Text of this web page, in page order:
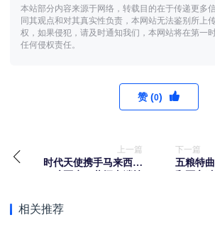
本站部分内容来源于网络，转载目的在于传递更多
同其观点和对其真实性负责，本网站无法鉴别所上
权，如果侵犯，请及时通知我们，本网站将在第一
任何侵权责任。
赞 (0)
上一篇
时代天使携手马来西亚
下一篇
五粮特
相关推荐